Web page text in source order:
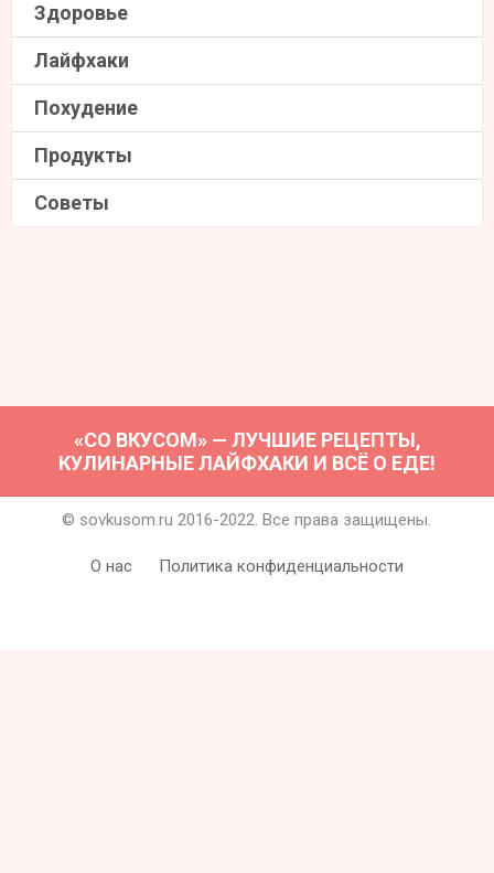
Здоровье
Лайфхаки
Похудение
Продукты
Советы
«СО ВКУСОМ» — ЛУЧШИЕ РЕЦЕПТЫ,
КУЛИНАРНЫЕ ЛАЙФХАКИ И ВСЁ О ЕДЕ!
© sovkusom.ru 2016-2022. Все права защищены.
О нас Политика конфиденциальности